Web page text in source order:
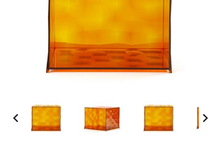
 